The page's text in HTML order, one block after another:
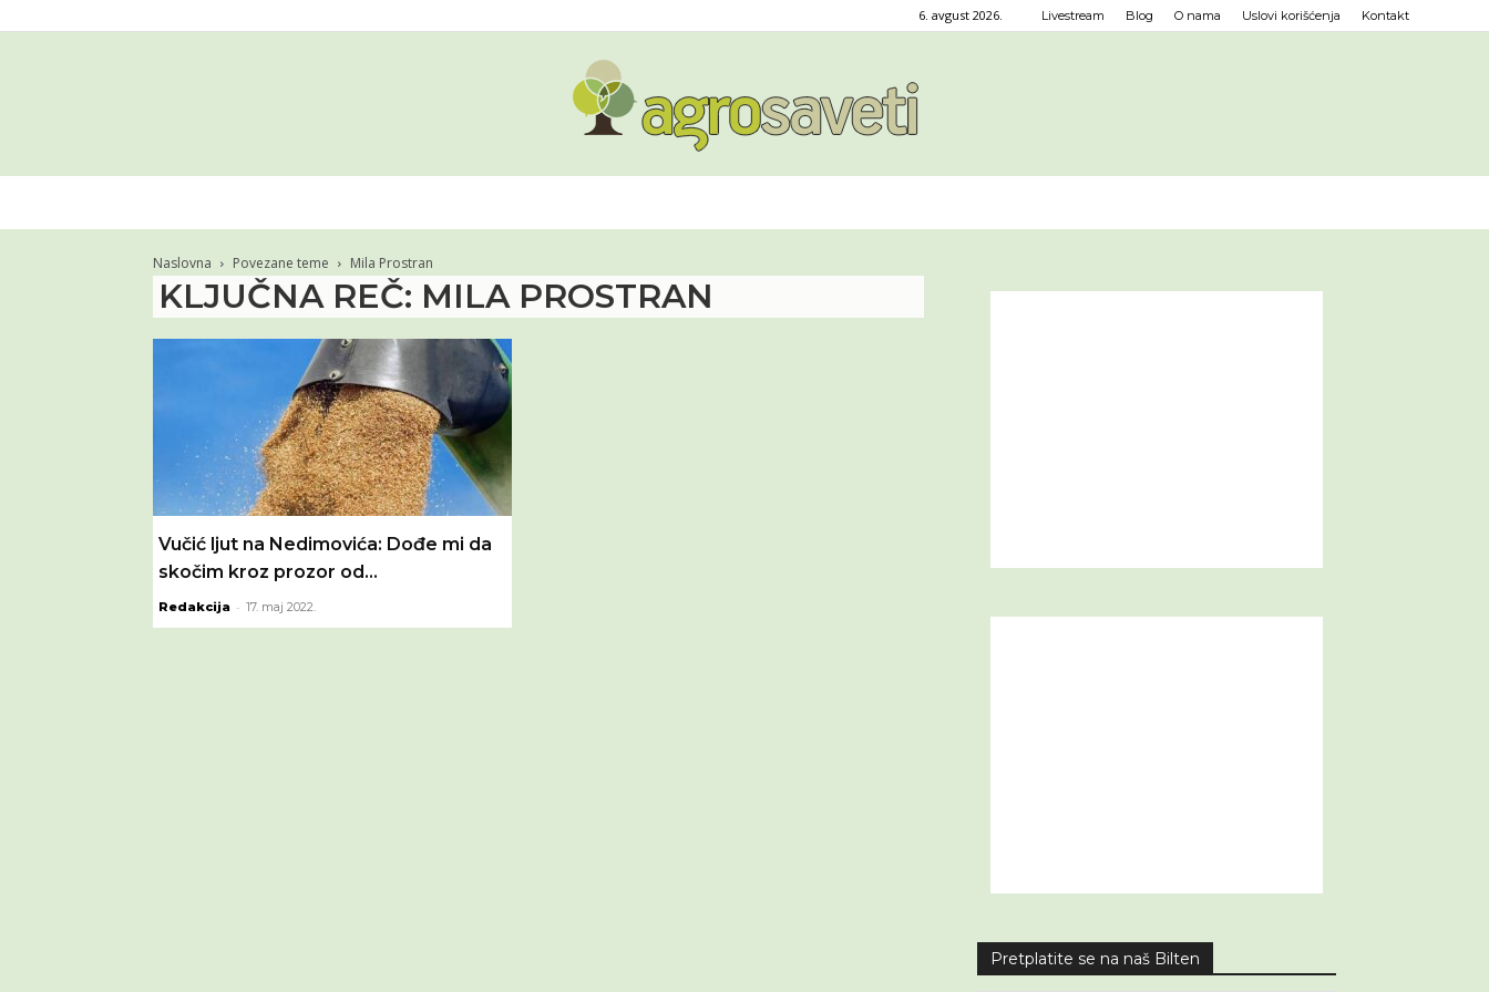
6. avgust 2026. Livestream Blog O nama Uslovi korišćenja Kontakt
Agro
Naslovna Povezane teme Mila Prostran
KLJUČNA REČ: MILA PROSTRAN
Vučić ljut na Nedimovića: Dođe mi da
skočim kroz prozor od...
Redakcija - 17. maj 2022.
Pretplatite se na naš Bilten